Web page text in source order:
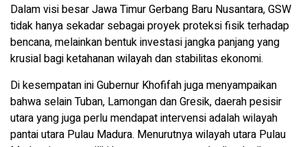
Dalam visi besar Jawa Timur Gerbang Baru Nusantara, GSW
tidak hanya sekadar sebagai proyek proteksi fisik terhadap
bencana, melainkan bentuk investasi jangka panjang yang
krusial bagi ketahanan wilayah dan stabilitas ekonomi.
Di kesempatan ini Gubernur Khofifah juga menyampaikan
bahwa selain Tuban, Lamongan dan Gresik, daerah pesisir
utara yang juga perlu mendapat intervensi adalah wilayah
pantai utara Pulau Madura. Menurutnya wilayah utara Pulau